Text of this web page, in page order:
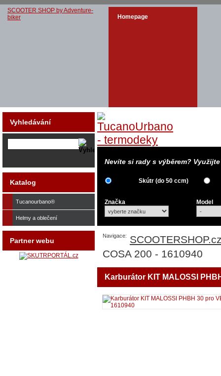
SCOOTER SHOP by Adventure-
biker
Homepage
Nevíte si rady s výběrem?
Skútr (do 50 ccm)
Značka Model
Navigace:
COSA 200 - 1610940
Karburátor KIT MALOSSI
Vyhledávání
Katalog
Tucanourbano®
Helmy a oblečení
Partner webu